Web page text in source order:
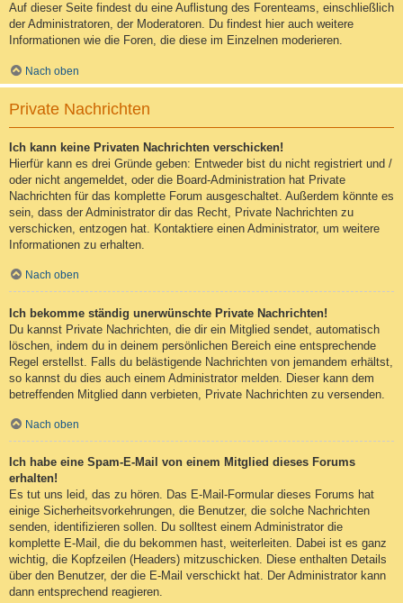
Auf dieser Seite findest du eine Auflistung des Forenteams, einschließlich
der Administratoren, der Moderatoren. Du findest hier auch weitere
Informationen wie die Foren, die diese im Einzelnen moderieren.
Nach oben
Private Nachrichten
Ich kann keine Privaten Nachrichten verschicken!
Hierfür kann es drei Gründe geben: Entweder bist du nicht registriert und /
oder nicht angemeldet, oder die Board-Administration hat Private
Nachrichten für das komplette Forum ausgeschaltet. Außerdem könnte es
sein, dass der Administrator dir das Recht, Private Nachrichten zu
verschicken, entzogen hat. Kontaktiere einen Administrator, um weitere
Informationen zu erhalten.
Nach oben
Ich bekomme ständig unerwünschte Private Nachrichten!
Du kannst Private Nachrichten, die dir ein Mitglied sendet, automatisch
löschen, indem du in deinem persönlichen Bereich eine entsprechende
Regel erstellst. Falls du belästigende Nachrichten von jemandem erhältst,
so kannst du dies auch einem Administrator melden. Dieser kann dem
betreffenden Mitglied dann verbieten, Private Nachrichten zu versenden.
Nach oben
Ich habe eine Spam-E-Mail von einem Mitglied dieses Forums
erhalten!
Es tut uns leid, das zu hören. Das E-Mail-Formular dieses Forums hat
einige Sicherheitsvorkehrungen, die Benutzer, die solche Nachrichten
senden, identifizieren sollen. Du solltest einem Administrator die
komplette E-Mail, die du bekommen hast, weiterleiten. Dabei ist es ganz
wichtig, die Kopfzeilen (Headers) mitzuschicken. Diese enthalten Details
über den Benutzer, der die E-Mail verschickt hat. Der Administrator kann
dann entsprechend reagieren.